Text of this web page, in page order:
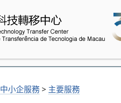
中小企服務> 主要服務